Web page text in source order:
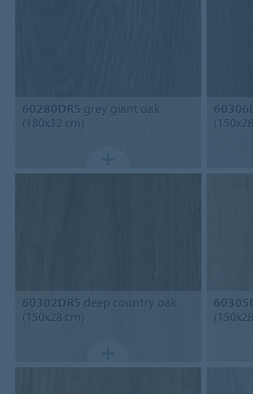
60280DR5 grey giant oak
(180x32 cm)
60302DR5 deep country oak
(150x28 cm)